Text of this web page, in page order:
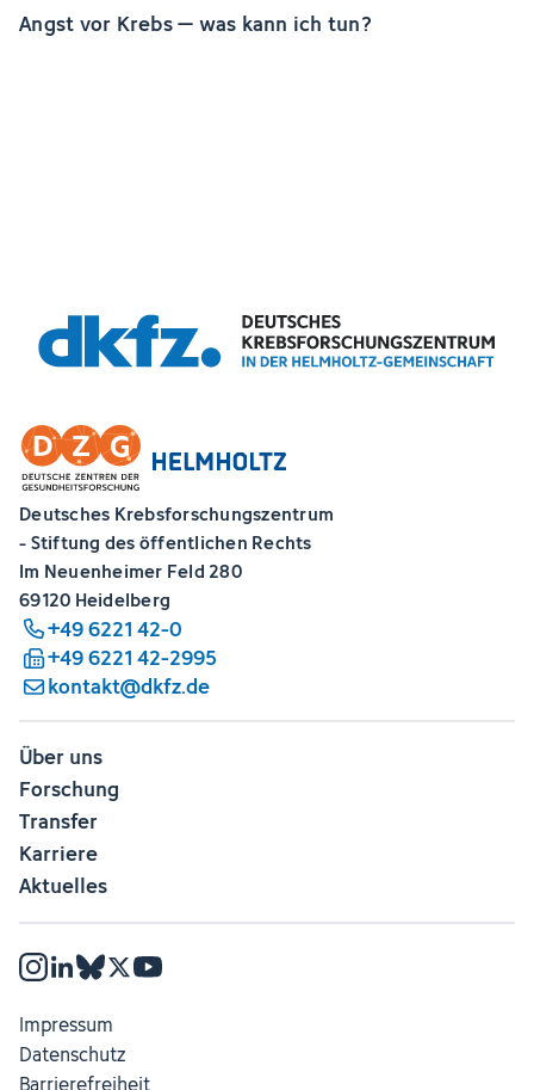
Angst vor Krebs – was kann ich tun?
Deutsches Krebsforschungszentrum
- Stiftung des öffentlichen Rechts
Im Neuenheimer Feld 280
69120 Heidelberg
+49 6221 42-0
+49 6221 42-2995
kontakt@dkfz.de
Über uns
Forschung
Transfer
Karriere
Aktuelles
Impressum
Datenschutz
Barrierefreiheit